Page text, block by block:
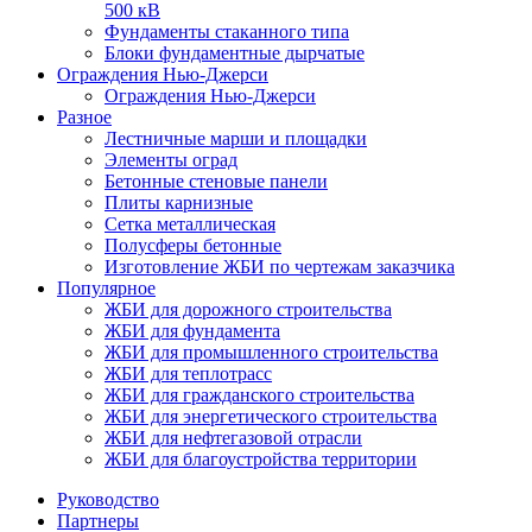
500 кВ
Фундаменты стаканного типа
Блоки фундаментные дырчатые
Ограждения Нью-Джерси
Ограждения Нью-Джерси
Разное
Лестничные марши и площадки
Элементы оград
Бетонные стеновые панели
Плиты карнизные
Сетка металлическая
Полусферы бетонные
Изготовление ЖБИ по чертежам заказчика
Популярное
ЖБИ для дорожного строительства
ЖБИ для фундамента
ЖБИ для промышленного строительства
ЖБИ для теплотрасс
ЖБИ для гражданского строительства
ЖБИ для энергетического строительства
ЖБИ для нефтегазовой отрасли
ЖБИ для благоустройства территории
Руководство
Партнеры